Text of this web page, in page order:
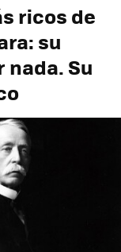
ricos de
su
Su